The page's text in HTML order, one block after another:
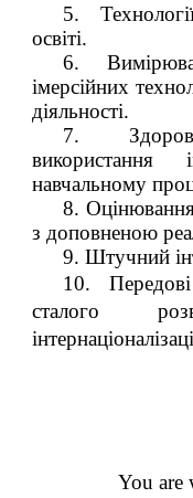
5.
освіті.
6.
імерсійних
діяльності.
7.
використання
навчальному
8. Оцінювання
з доповненою
9. Штучний
10.
сталого
You are